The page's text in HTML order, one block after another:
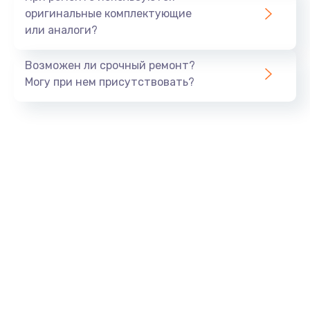
оригинальные комплектующие
или аналоги?
Возможен ли срочный ремонт?
Могу при нем присутствовать?